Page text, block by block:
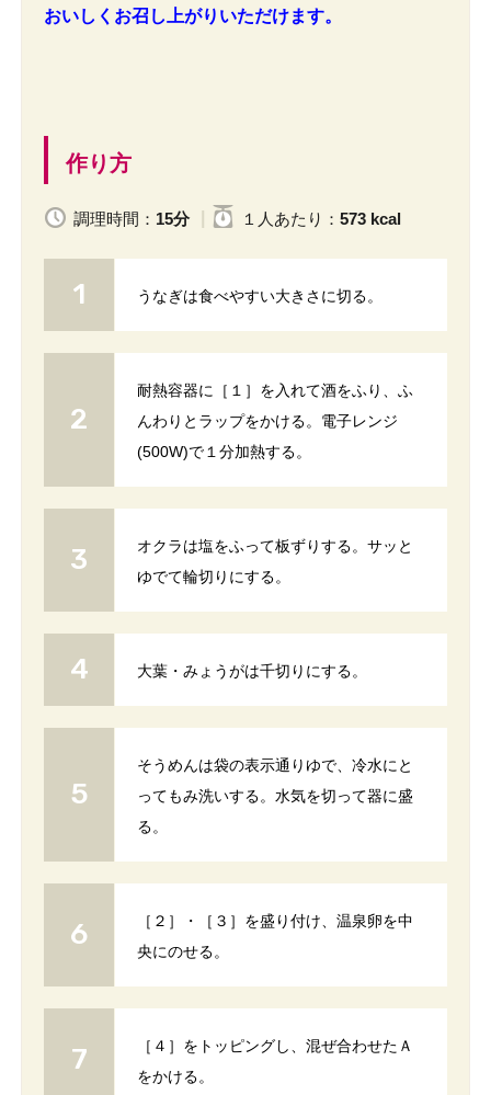
おいしくお召し上がりいただけます。
作り方
調理時間： 15分 １人 あたり ： 573 kcal
うなぎは食べやすい大きさに切る。
耐熱容器に［１］を入れて酒をふり、ふ
んわりとラップをかける。電子レンジ
(500W)で１分加熱する。
オクラは塩をふって板ずりする。サッと
ゆでて輪切りにする。
大葉・みょうがは千切りにする。
そうめんは袋の表示通りゆで、冷水にと
ってもみ洗いする。水気を切って器に盛
る。
［２］・［３］を盛り付け、温泉卵を中
央にのせる。
［４］をトッピングし、混ぜ合わせたＡ
をかける。